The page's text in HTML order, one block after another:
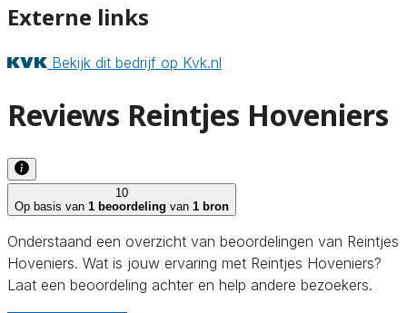
Externe links
Bekijk dit bedrijf op Kvk.nl
Reviews Reintjes Hoveniers
10
Op basis van 1 beoordeling van 1 bron
Onderstaand een overzicht van beoordelingen van Reintjes
Hoveniers. Wat is jouw ervaring met Reintjes Hoveniers?
Laat een beoordeling achter en help andere bezoekers.